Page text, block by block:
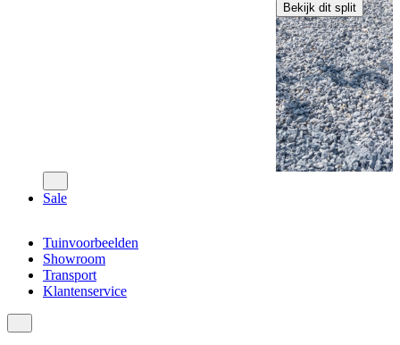
Bekijk dit split
Sale
Tuinvoorbeelden
Showroom
Transport
Klantenservice